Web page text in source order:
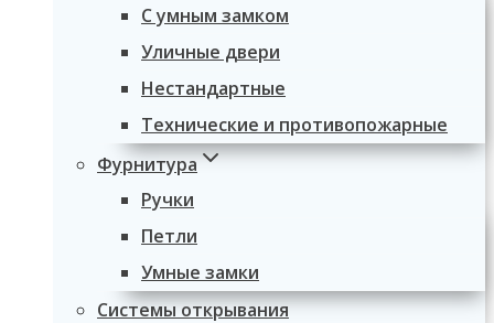
С умным замком
Уличные двери
Нестандартные
Технические и противопожарные
Фурнитура
Ручки
Петли
Умные замки
Системы открывания